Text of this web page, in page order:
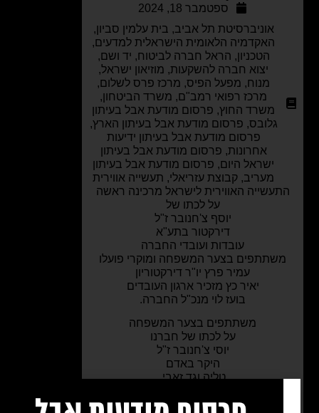
ספטמבר 18, 2024
אוניברסיטת תל אביב,בית עלמין סביון,
האקדמיה הלאומית הישראלית למדעים ,
,הראל חברה לביטוח ,יד ושם,
יצוא חברה להשקעות,מוזיאון ישראל,
מפעל הפיס,מרכז פרס לשלום,
מרכז רפואי רמב"ם,משרד הביטחון ,
משרד החוץ,פרסום מודעת אבל בעיתון
פרסום מודעת אבל בעיתון הארץ,
פרסום מודעת אבל בעיתון ידיעות
אחרונות,פרסום מודעת אבל בעיתון
ישראל היום,פרסום מודעת אבל בעיתון
קבוצת עזריאלי ,תעשייה אווירית
האווירית לישראל מרכינה ראשה
על לכתו של
יוסף צ'חנובר ז"ל
דירקטור בתע"א
עובדות ועובדי החברה
בצער המשפחה ומוקרי פועלו
עמיר פרץ יו"ר דירקטוריון
יאיר כץ מזכיר ארגון העובדים
בועז לוי מנכ"ל החברה.
משתתפים בצער המשפחה
על לכתו של חברנו
יוסי צ'חנובר ז"ל
היקר באדם
טליה וגד זאבי.
דואב ובאהבה רבה המשפחה נפרדת